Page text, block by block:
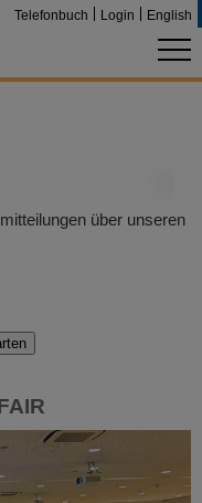
Telefonbuch Login English
über unseren